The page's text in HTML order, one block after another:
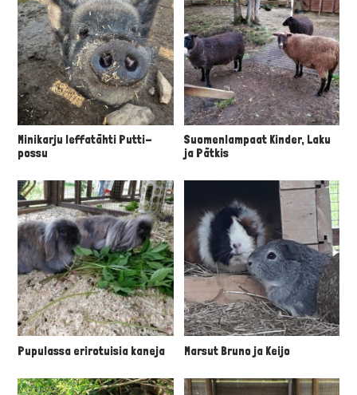
Minikarju leffatähti Putti-
possu
Suomenlampaat Kinder, Laku
ja Pätkis
Pupulassa erirotuisia kaneja Marsut Bruno ja Keijo